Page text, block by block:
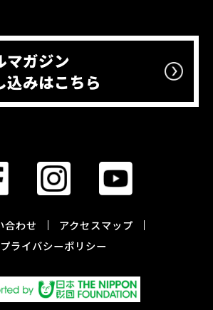
マガジン
込みはこちら
合わせ
アクセスマップ
プライバシーポリシー